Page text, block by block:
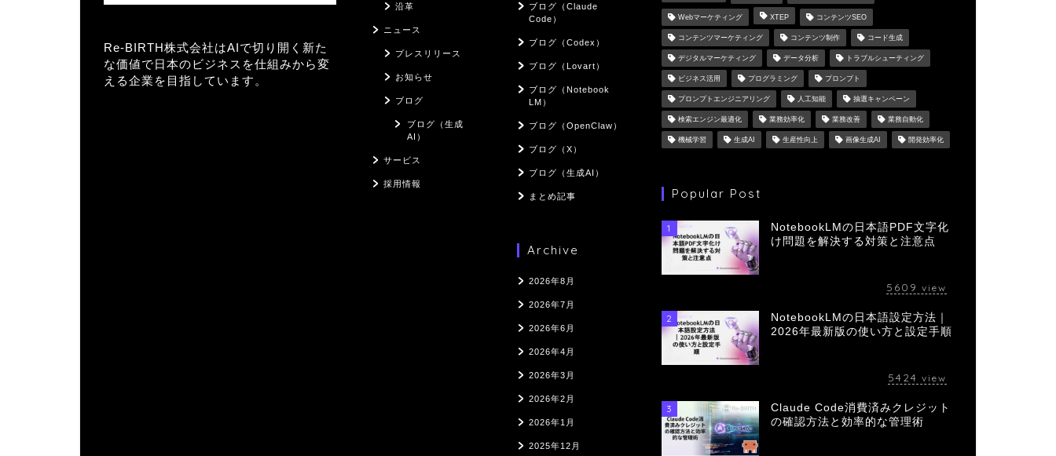
Re-BIRTH株式会社はAIで切り開く新た
な価値で日本のビジネスを仕組みから変
える企業を目指しています。
沿革
ニュース
プレスリリース
お知らせ
ブログ
ブログ（生成
AI）
サービス
採用情報
ブログ（Claude
Code）
ブログ（Codex）
ブログ（Lovart）
ブログ（Notebook
LM）
ブログ（OpenClaw）
ブログ（X）
ブログ（生成AI）
まとめ記事
Archive
2026年8月
2026年7月
2026年6月
2026年4月
2026年3月
2026年2月
2026年1月
2025年12月
Webマーケティング XTEP コンテンツSEO
コンテンツマーケティング コンテンツ制作 コード生成
デジタルマーケティング データ分析 トラブルシューティング
ビジネス活用 プログラミング プロンプト
プロンプトエンジニアリング 人工知能 抽選キャンペーン
検索エンジン最適化 業務効率化 業務改善 業務自動化
機械学習 生成AI 生産性向上 画像生成AI 開発効率化
Popular Post
1
NotebookLMの日本語PDF文字化
け問題を解決する対策と注意点
5609 view
2
NotebookLMの日本語設定方法｜
2026年最新版の使い方と設定手順
5424 view
3
Claude Code消費済みクレジット
の確認方法と効率的な管理術